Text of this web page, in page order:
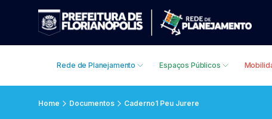
Rede de Planejamento Espaços Públicos
Home Documentos Caderno1 Peu Jurere